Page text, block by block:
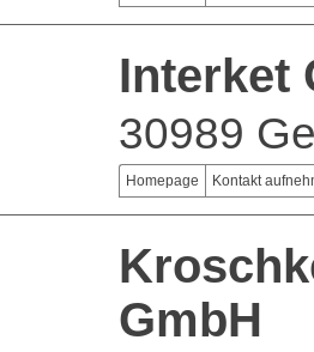
Interket
30989
Homepage Kontakt
GmbH